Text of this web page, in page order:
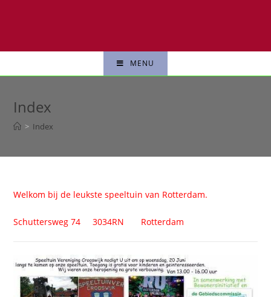
MENU
Index
> Index
Welkom bij de leukste speeltuin van Rotterdam.
Schuttersweg 74 3034RN Rotterdam